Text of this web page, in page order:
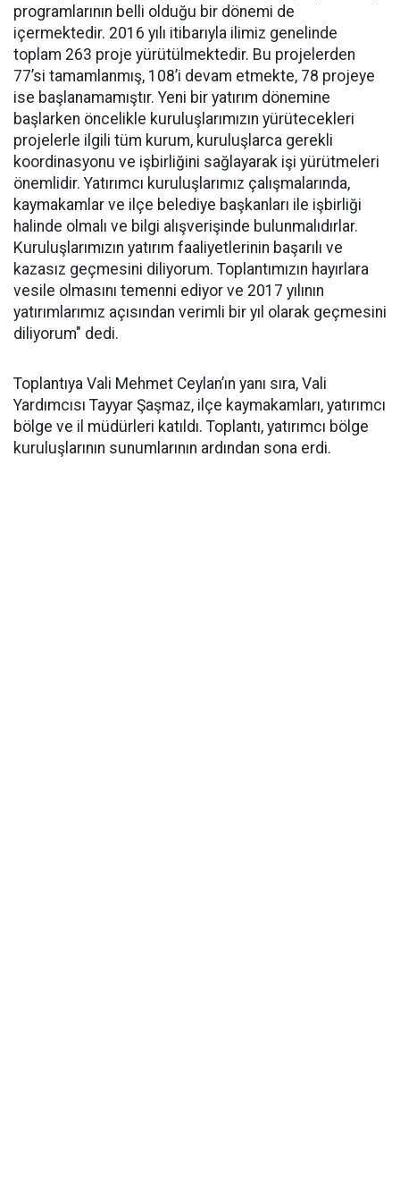
programlarının belli olduğu bir dönemi de
içermektedir. 2016 yılı itibarıyla ilimiz genelinde
toplam 263 proje yürütülmektedir. Bu projelerden
77’si tamamlanmış, 108’i devam etmekte, 78 projeye
ise başlanamamıştır. Yeni bir yatırım dönemine
başlarken öncelikle kuruluşlarımızın yürütecekleri
projelerle ilgili tüm kurum, kuruluşlarca gerekli
koordinasyonu ve işbirliğini sağlayarak işi yürütmeleri
önemlidir. Yatırımcı kuruluşlarımız çalışmalarında,
kaymakamlar ve ilçe belediye başkanları ile işbirliği
halinde olmalı ve bilgi alışverişinde bulunmalıdırlar.
Kuruluşlarımızın yatırım faaliyetlerinin başarılı ve
kazasız geçmesini diliyorum. Toplantımızın hayırlara
vesile olmasını temenni ediyor ve 2017 yılının
yatırımlarımız açısından verimli bir yıl olarak geçmesini
diliyorum" dedi.
Toplantıya Vali Mehmet Ceylan’ın yanı sıra, Vali
Yardımcısı Tayyar Şaşmaz, ilçe kaymakamları, yatırımcı
bölge ve il müdürleri katıldı. Toplantı, yatırımcı bölge
kuruluşlarının sunumlarının ardından sona erdi.